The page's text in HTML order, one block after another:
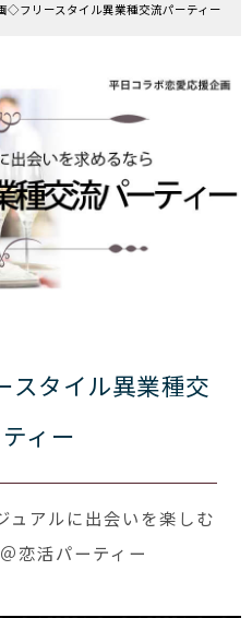
◇フリースタイル異業種交流パーティー
タイル異業種交
ィー
アルに出会いを楽しむ
恋活パーティー